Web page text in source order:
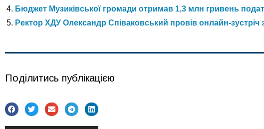
Бюджет Музиківської громади отримав 1,3 млн гривень
Ректор ХДУ Олександр Співаковський провів онлайн-
Поділитись публікацією